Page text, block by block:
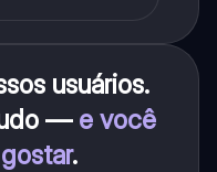
usuários.
— e você
.